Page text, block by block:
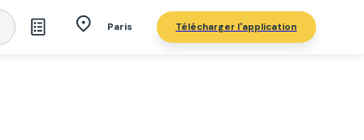
Paris Télécharger l'application